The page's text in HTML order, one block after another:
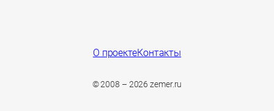
О проектеКонтакты
© 2008 – 2026 zemer.ru